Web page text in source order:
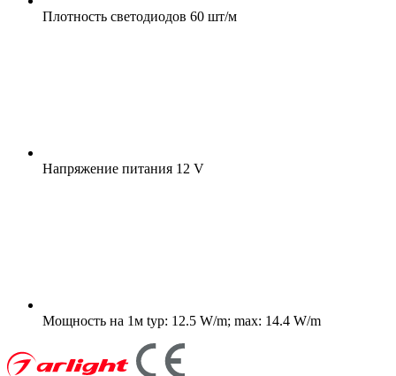
Плотность светодиодов 60 шт/м
Напряжение питания 12 V
Мощность на 1м typ: 12.5 W/m; max: 14.4 W/m